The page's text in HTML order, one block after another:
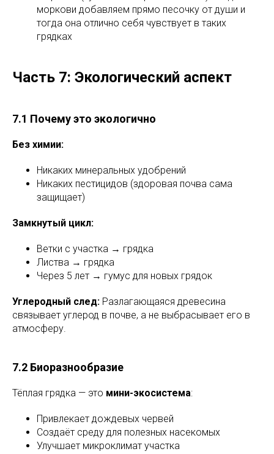
моркови добавляем прямо песочку от души и
тогда она отлично себя чувствует в таких
грядках
Часть 7: Экологический аспект
7.1 Почему это экологично
Без химии:
Никаких минеральных удобрений
Никаких пестицидов (здоровая почва сама
защищает)
Замкнутый цикл:
Ветки с участка → грядка
Листва → грядка
Через 5 лет → гумус для новых грядок
Углеродный след: Разлагающаяся древесина
связывает углерод в почве, а не выбрасывает его в
атмосферу.
7.2 Биоразнообразие
Тёплая грядка — это мини-экосистема:
Привлекает дождевых червей
Создаёт среду для полезных насекомых
Улучшает микроклимат участка